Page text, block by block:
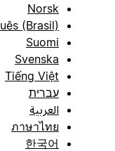
Norsk
(Brasil)
Suomi
Svenska
Tiếng Việt
עברית
العربية
ภาษาไทย
한국어